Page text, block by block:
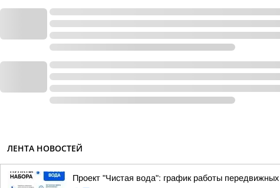
ЛЕНТА НОВОСТЕЙ
Проект "Чистая вода": график работы передвижных